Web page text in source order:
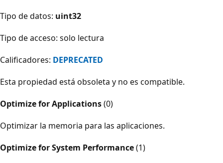
Tipo de datos: uint32
Tipo de acceso: solo lectura
Calificadores: DEPRECATED
Esta propiedad está obsoleta y no es compatible.
Optimize for Applications(0)
Optimizar la memoria para las aplicaciones.
Optimize for System Performance(1)